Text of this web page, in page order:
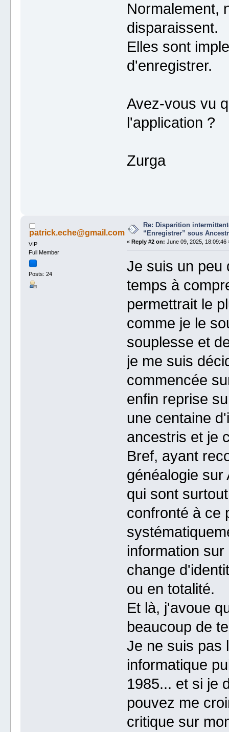
Normalement,
disparaissent.
Elles sont
d'enregistrer.
Avez-vous vu
l'application ?
Zurga
patrick.eche@gmail.com
VIP
Full Member
Posts: 24
Re: Disparition
“Enregistrer” sous
« Reply #2 on: June 09, 2025, 18:09:46
Je suis un peu
temps à
permettrait le
comme je le
souplesse et
je me suis
commencée
enfin reprise
une centaine
ancestris et je
Bref, ayant
généalogie sur
qui sont
confronté à ce
information
change
ou en totalité.
Et là, j'avoue
beaucoup de
Je ne suis pas
informatique
1985... et si je
pouvez me
critique sur